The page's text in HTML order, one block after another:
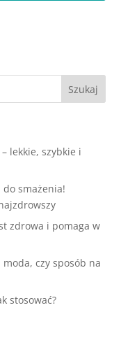
lekkie, szybkie i
do smażenia!
zdrowa i pomaga w
czy sposób na
stosować?